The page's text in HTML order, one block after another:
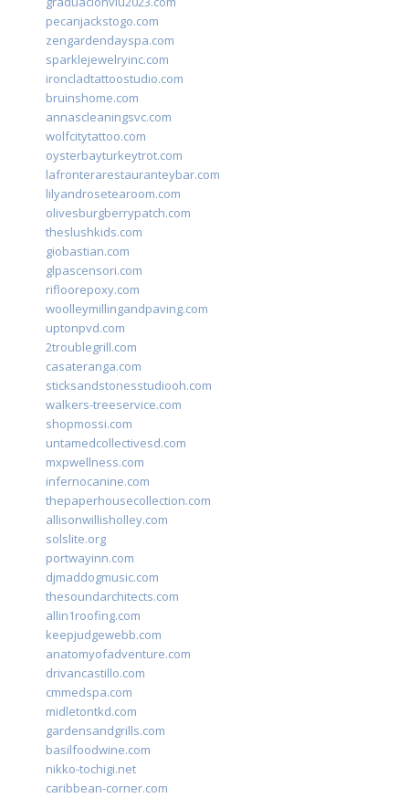
pecanjackstogo.com
zengardendayspa.com
sparklejewelryinc.com
ironcladtattoostudio.com
bruinshome.com
annascleaningsvc.com
wolfcitytattoo.com
oysterbayturkeytrot.com
lafronterarestauranteybar.com
lilyandrosetearoom.com
olivesburgberrypatch.com
theslushkids.com
giobastian.com
glpascensori.com
rifloorepoxy.com
woolleymillingandpaving.com
uptonpvd.com
2troublegrill.com
casateranga.com
sticksandstonesstudiooh.com
walkers-treeservice.com
shopmossi.com
untamedcollectivesd.com
mxpwellness.com
infernocanine.com
thepaperhousecollection.com
allisonwillisholley.com
solslite.org
portwayinn.com
djmaddogmusic.com
thesoundarchitects.com
allin1roofing.com
keepjudgewebb.com
anatomyofadventure.com
drivancastillo.com
cmmedspa.com
midletontkd.com
gardensandgrills.com
basilfoodwine.com
nikko-tochigi.net
caribbean-corner.com